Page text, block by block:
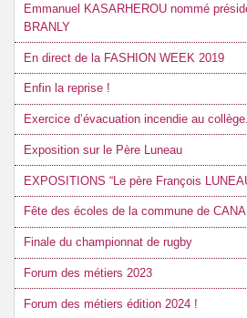
Emmanuel KASARHEROU nommé
BRANLY
En direct de la FASHION WEEK 2019
Enfin la reprise !
Exercice d’évacuation incendie au collège.
Exposition sur le Père Luneau
EXPOSITIONS “Le père François
Fête des écoles de la commune de
Finale du championnat de rugby
Forum des métiers 2023
Forum des métiers édition 2024 !